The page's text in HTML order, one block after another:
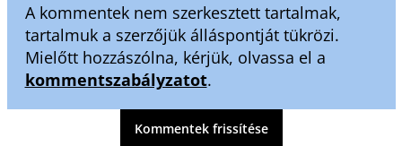
A kommentek nem szerkesztett tartalmak,
tartalmuk a szerzőjük álláspontját tükrözi.
Mielőtt hozzászólna, kérjük, olvassa el a
kommentszabályzatot.
Kommentek frissítése